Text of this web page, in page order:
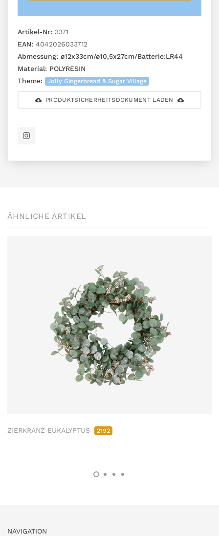
Artikel-Nr: 3371
EAN: 4042026033712
Abmessung: ø12x33cm/ø10,5x27cm/Batterie:LR44
Material: POLYRESIN
Theme:
Jolly Gingerbread & Sugar Village
PRODUKTSICHERHEITSDOKUMENT LADEN
ÄHNLICHE ARTIKEL
ZIERKRANZ EUKALYPTUS 2192
NAVIGATION